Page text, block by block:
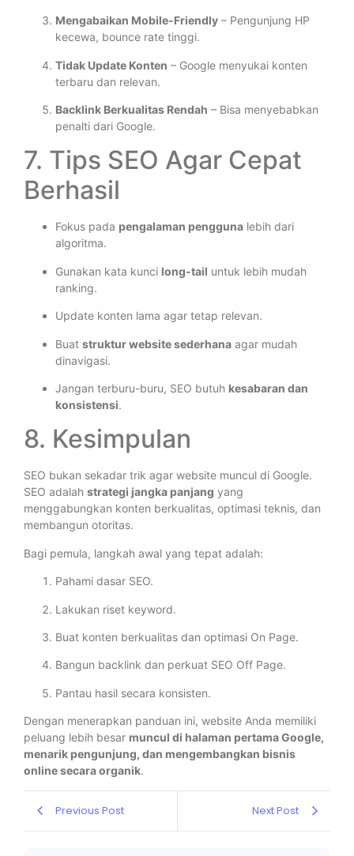
Mengabaikan Mobile-Friendly – Pengunjung HP
kecewa, bounce rate tinggi.
Tidak Update Konten – Google menyukai konten
terbaru dan relevan.
Backlink Berkualitas Rendah – Bisa menyebabkan
penalti dari Google.
7. Tips SEO Agar Cepat
Berhasil
Fokus pada pengalaman pengguna lebih dari
algoritma.
Gunakan kata kunci long-tail untuk lebih mudah
ranking.
Update konten lama agar tetap relevan.
Buat struktur website sederhana agar mudah
dinavigasi.
Jangan terburu-buru, SEO butuh kesabaran dan
konsistensi.
8. Kesimpulan
SEO bukan sekadar trik agar website muncul di Google.
SEO adalah strategi jangka panjang yang
menggabungkan konten berkualitas, optimasi teknis, dan
membangun otoritas.
Bagi pemula, langkah awal yang tepat adalah:
Pahami dasar SEO.
Lakukan riset keyword.
Buat konten berkualitas dan optimasi On Page.
Bangun backlink dan perkuat SEO Off Page.
Pantau hasil secara konsisten.
Dengan menerapkan panduan ini, website Anda memiliki
peluang lebih besar muncul di halaman pertama Google,
menarik pengunjung, dan mengembangkan bisnis
online secara organik.
Previous Post Next Post